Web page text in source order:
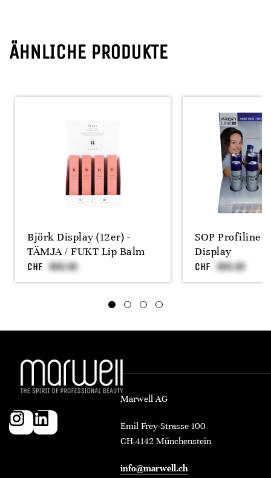
ÄHNLICHE PRODUKTE
Björk Display (12er) -
TÄMJA / FUKT Lip Balm
CHF
SOP Profiline
Display
CHF
Marwell AG
Emil Frey-Strasse 100
CH-4142 Münchenstein
info@marwell.ch